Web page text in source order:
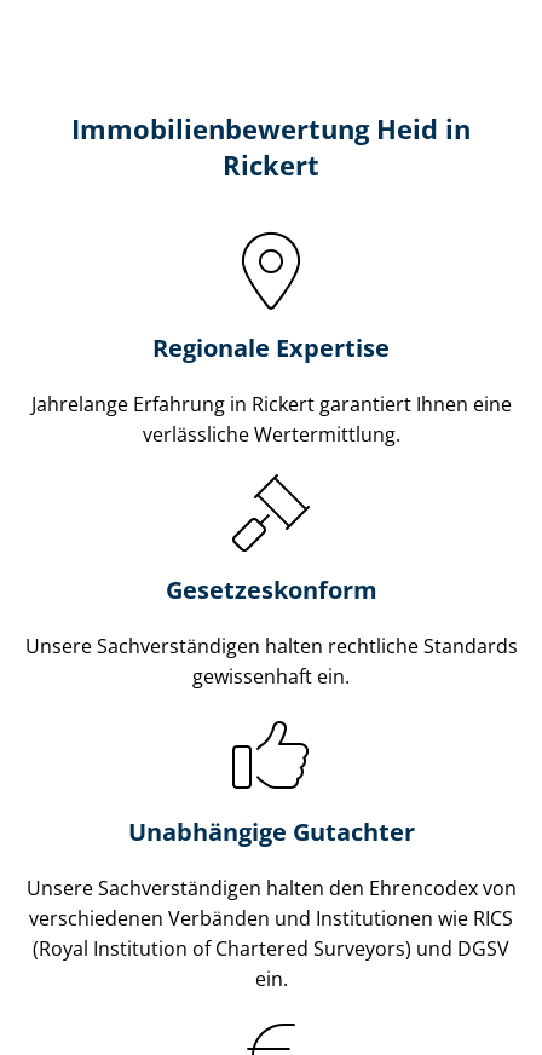
Immobilien­bewertung Heid in
Rickert
Regionale Expertise
Jahrelange Erfahrung in Rickert garantiert Ihnen eine
verlässliche Wertermittlung.
Gesetzes­konform
Unsere Sach­ver­stän­di­gen halten rechtliche Standards
gewissenhaft ein.
Unabhängige Gutachter
Unsere Sach­ver­stän­di­gen halten den Ehrencodex von
verschiedenen Verbänden und Institutionen wie RICS
(Royal Institution of Chartered Surveyors) und DGSV
ein.